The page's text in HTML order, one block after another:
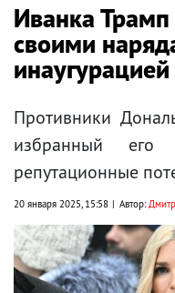
Иванка
своими
Противники
избранный
репутационные
20 января 2025, 15:58 Автор: